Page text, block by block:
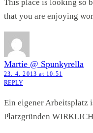
This place is looking so
that you are enjoying
Martie @ Spunkyrella
23. 4. 2013 at 10:51
REPLY
Ein eigener Arbeitsplatz
Platzgründen